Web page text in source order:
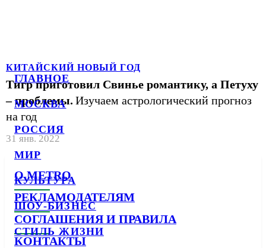
ГЛАВНОЕ
МОСКВА
РОССИЯ
МИР
КУЛЬТУРА
ШОУ-БИЗНЕС
СТИЛЬ ЖИЗНИ
КИТАЙСКИЙ НОВЫЙ ГОД
Тигр приготовил Свинье романтику, а Петуху
– проблемы. Изучаем астрологический прогноз
на год
31 янв. 2022
О METRO
РЕКЛАМОДАТЕЛЯМ
СОГЛАШЕНИЯ И ПРАВИЛА
КОНТАКТЫ